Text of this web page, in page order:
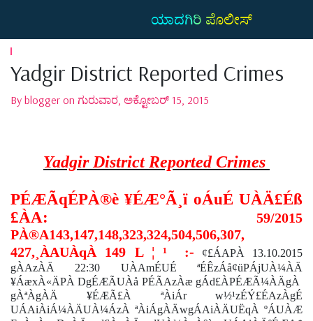
ಯಾದಗಿರಿ ಪೊಲೀಸ್
Yadgir District Reported Crimes
By blogger on ಗುರುವಾರ, ಅಕ್ಟೋಬರ್ 15, 2015
Yadgir District Reported Crimes
PÉÆÃqÉPÀ®è ¥ÉÆ°Ã¸ï oÁuÉ UÀÄ£Éß
£ÀA: 59/2015
PÀ®A143,147,148,323,324,504,506,307,
427,¸ÀAUÀqÀ 149 L ¦ ¹
:-
¢£ÁAPÀ 13.10.2015
gÀAzÀÄ 22:30 UÀAmÉUÉ ªÉÊzÁå¢üPÁjUÀ¼ÀÄ
¥ÁæxÀ«ÄPÀ DgÉÆÃUÀå PÉÃAzÀæ gÁd£ÀPÉÆÃ¼ÀÄgÀ
gÀªÀgÀÄ ¥ÉÆÃ£À ªÀiÁr w½¹zÉÝ£ÉAzÀgÉ
UÁAiÀiÁ¼ÀÄUÀ¼ÁzÀ ªÀiÁgÀÄwgÁAiÀÄUËqÀ ºÁUÀÆ